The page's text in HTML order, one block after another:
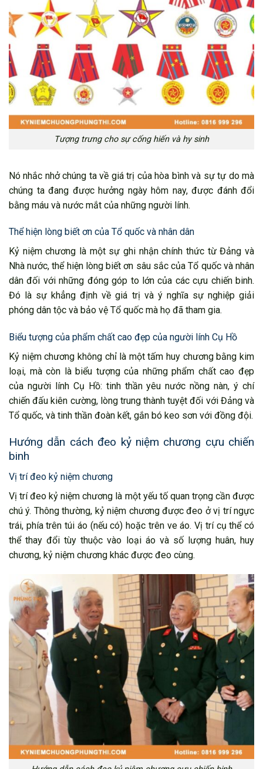
Tượng trưng cho sự cống hiến và hy sinh
Nó nhắc nhở chúng ta về giá trị của hòa bình và sự tự do mà
chúng ta đang được hưởng ngày hôm nay, được đánh đổi
bằng máu và nước mắt của những người lính.
Thể hiện lòng biết ơn của Tổ quốc và nhân dân
Kỷ niệm chương là một sự ghi nhận chính thức từ Đảng và
Nhà nước, thể hiện lòng biết ơn sâu sắc của Tổ quốc và nhân
dân đối với những đóng góp to lớn của các cựu chiến binh.
Đó là sự khẳng định về giá trị và ý nghĩa sự nghiệp giải
phóng dân tộc và bảo vệ Tổ quốc mà họ đã tham gia.
Biểu tượng của phẩm chất cao đẹp của người lính Cụ Hồ
Kỷ niệm chương không chỉ là một tấm huy chương bằng kim
loại, mà còn là biểu tượng của những phẩm chất cao đẹp
của người lính Cụ Hồ: tinh thần yêu nước nồng nàn, ý chí
chiến đấu kiên cường, lòng trung thành tuyệt đối với Đảng và
Tổ quốc, và tinh thần đoàn kết, gắn bó keo sơn với đồng đội.
Hướng dẫn cách đeo kỷ niệm chương cựu chiến
binh
Vị trí đeo kỷ niệm chương
Vị trí đeo kỷ niệm chương là một yếu tố quan trọng cần được
chú ý. Thông thường, kỷ niệm chương được đeo ở vị trí ngực
trái, phía trên túi áo (nếu có) hoặc trên ve áo. Vị trí cụ thể có
thể thay đổi tùy thuộc vào loại áo và số lượng huân, huy
chương, kỷ niệm chương khác được đeo cùng.